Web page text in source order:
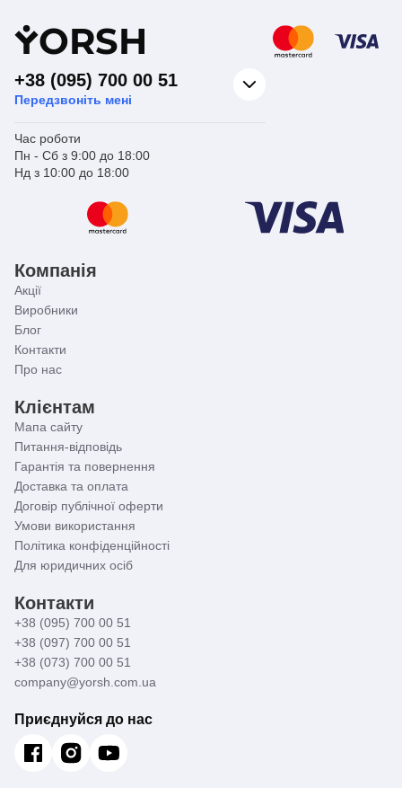
YORSH
+38 (095) 700 00 51
Передзвоніть мені
Час роботи
Пн - Сб з 9:00 до 18:00
Нд з 10:00 до 18:00
Компанія
Акції
Виробники
Блог
Контакти
Про нас
Клієнтам
Мапа сайту
Питання-відповідь
Гарантія та повернення
Доставка та оплата
Договір публічної оферти
Умови використання
Політика конфіденційності
Для юридичних осіб
Контакти
+38 (095) 700 00 51
+38 (097) 700 00 51
+38 (073) 700 00 51
company@yorsh.com.ua
Приєднуйся до нас